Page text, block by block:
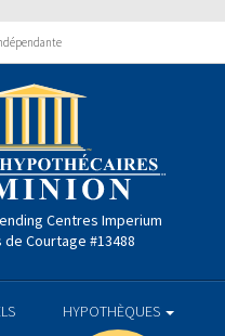
Centres Imperium
de Courtage #13488
HYPOTHÈQUES